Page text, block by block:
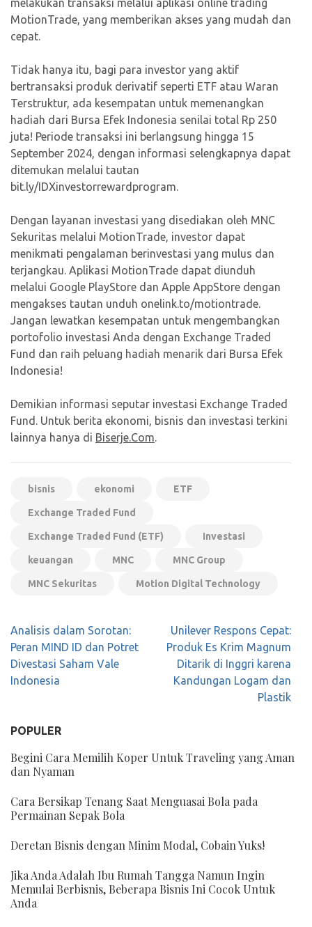
melakukan transaksi melalui aplikasi online trading
MotionTrade, yang memberikan akses yang mudah dan
cepat.
Tidak hanya itu, bagi para investor yang aktif
bertransaksi produk derivatif seperti ETF atau Waran
Terstruktur, ada kesempatan untuk memenangkan
hadiah dari Bursa Efek Indonesia senilai total Rp 250
juta! Periode transaksi ini berlangsung hingga 15
September 2024, dengan informasi selengkapnya dapat
ditemukan melalui tautan
bit.ly/IDXinvestorrewardprogram.
Dengan layanan investasi yang disediakan oleh MNC
Sekuritas melalui MotionTrade, investor dapat
menikmati pengalaman berinvestasi yang mulus dan
terjangkau. Aplikasi MotionTrade dapat diunduh
melalui Google PlayStore dan Apple AppStore dengan
mengakses tautan unduh onelink.to/motiontrade.
Jangan lewatkan kesempatan untuk mengembangkan
portofolio investasi Anda dengan Exchange Traded
Fund dan raih peluang hadiah menarik dari Bursa Efek
Indonesia!
Demikian informasi seputar investasi Exchange Traded
Fund. Untuk berita ekonomi, bisnis dan investasi terkini
lainnya hanya di Biserje.Com.
bisnis ekonomi ETF
Exchange Traded Fund
Exchange Traded Fund (ETF) Investasi
keuangan MNC MNC Group
MNC Sekuritas Motion Digital Technology
Navigasi
pos
Analisis dalam Sorotan:
Peran MIND ID dan Potret
Divestasi Saham Vale
Indonesia
Unilever Respons Cepat:
Produk Es Krim Magnum
Ditarik di Inggri karena
Kandungan Logam dan
Plastik
POPULER
Begini Cara Memilih Koper Untuk Traveling yang Aman
dan Nyaman
Cara Bersikap Tenang Saat Menguasai Bola pada
Permainan Sepak Bola
Deretan Bisnis dengan Minim Modal, Cobain Yuks!
Jika Anda Adalah Ibu Rumah Tangga Namun Ingin
Memulai Berbisnis, Beberapa Bisnis Ini Cocok Untuk
Anda